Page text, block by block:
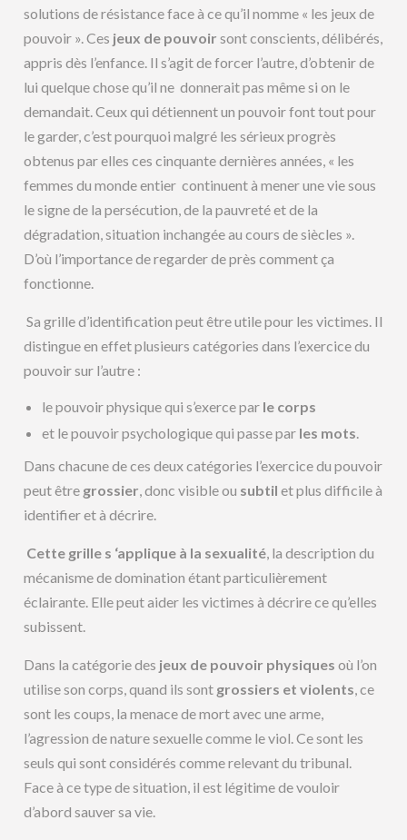
solutions de résistance face à ce qu’il nomme « les jeux de
pouvoir ». Ces jeux de pouvoir sont conscients, délibérés,
appris dès l’enfance. Il s’agit de forcer l’autre, d’obtenir de
lui quelque chose qu’il ne donnerait pas même si on le
demandait. Ceux qui détiennent un pouvoir font tout pour
le garder, c’est pourquoi malgré les sérieux progrès
obtenus par elles ces cinquante dernières années, « les
femmes du monde entier continuent à mener une vie sous
le signe de la persécution, de la pauvreté et de la
dégradation, situation inchangée au cours de siècles ».
D’où l’importance de regarder de près comment ça
fonctionne.
Sa grille d’identification peut être utile pour les victimes. Il
distingue en effet plusieurs catégories dans l’exercice du
pouvoir sur l’autre :
le pouvoir physique qui s’exerce par le corps
et le pouvoir psychologique qui passe par les mots.
Dans chacune de ces deux catégories l’exercice du pouvoir
peut être grossier, donc visible ou subtilet plus difficile à
identifier et à décrire.
Cette grille s ‘applique à la sexualité, la description du
mécanisme de domination étant particulièrement
éclairante. Elle peut aider les victimes à décrire ce qu’elles
subissent.
Dans la catégorie des jeux de pouvoir physiques où l’on
utilise son corps, quand ils sont grossiers et violents, ce
sont les coups, la menace de mort avec une arme,
l’agression de nature sexuelle comme le viol. Ce sont les
seuls qui sont considérés comme relevant du tribunal.
Face à ce type de situation, il est légitime de vouloir
d’abord sauver sa vie.